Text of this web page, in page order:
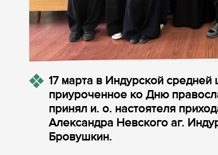
17 марта в Индурской
приуроченное ко Дню
принял и. о. настоятеля
Александра Невского аг.
Бровушкин.